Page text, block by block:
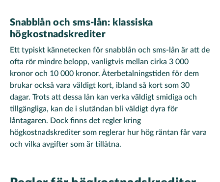
Snabblån och sms-lån: klassiska
högkostnadskrediter
Ett typiskt kännetecken för snabblån och sms-lån är att de
ofta rör mindre belopp, vanligtvis mellan cirka 3 000
kronor och 10 000 kronor. Återbetalningstiden för dem
brukar också vara väldigt kort, ibland så kort som 30
dagar. Trots att dessa lån kan verka väldigt smidiga och
tillgängliga, kan de i slutändan bli väldigt dyra för
låntagaren. Dock finns det regler kring
högkostnadskrediter som reglerar hur hög räntan får vara
och vilka avgifter som är tillåtna.